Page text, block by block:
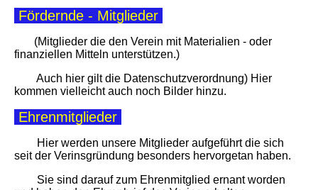
Fördernde - Mitglieder
(Mitglieder die den Verein mit Materialien - oder
finanziellen Mitteln unterstützen.)
Auch hier gilt die Datenschutzverordnung) Hier
kommen vielleicht auch noch Bilder hinzu.
Ehrenmitglieder
Hier werden unsere Mitglieder aufgeführt die sich
seit der Verinsgründung besonders hervorgetan haben.
Sie sind darauf zum Ehrenmitglied ernant worden